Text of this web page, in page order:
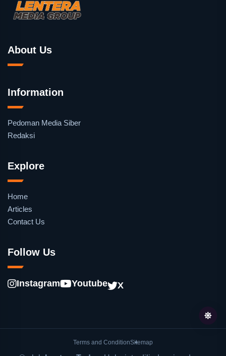
About Us
Information
Pedoman Media Siber
Redaksi
Explore
Home
Articles
Contact Us
Follow Us
Instagram Youtube X
Terms and ConditionSitemap